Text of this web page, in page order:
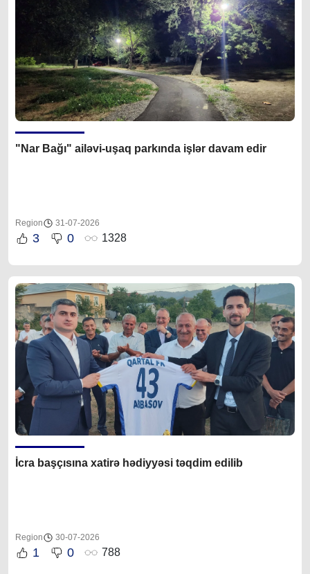
"Nar Bağı" ailəvi-uşaq parkında işlər davam edir
Region 31-07-2026
3 0 1328
İcra başçısına xatirə hədiyyəsi təqdim edilib
Region 30-07-2026
1 0 788